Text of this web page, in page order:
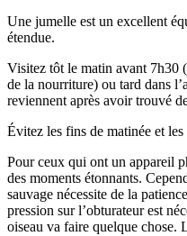
Une jumelle est un excellent
étendue.
Visitez tôt le matin avant 7h30
de la nourriture) ou tard dans
reviennent après avoir trouvé
Évitez les fins de matinée et les
Pour ceux qui ont un appareil
des moments étonnants.
sauvage nécessite de la
pression sur l’obturateur est
oiseau va faire quelque chose.